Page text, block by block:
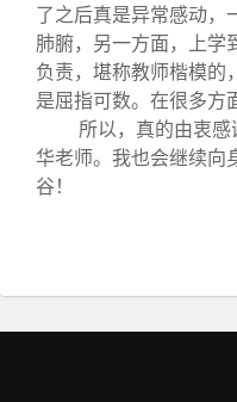
了之后真是异常感动，
肺腑，另一方面，上学
负责，堪称教师楷模的
是屈指可数。在很多方
所以，真的由衷
华老师。我也会继续向
谷！